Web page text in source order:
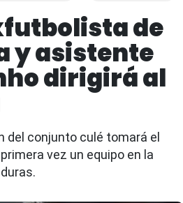
de
y asistente
dirigirá al
del conjunto culé tomará el
vez un equipo en la